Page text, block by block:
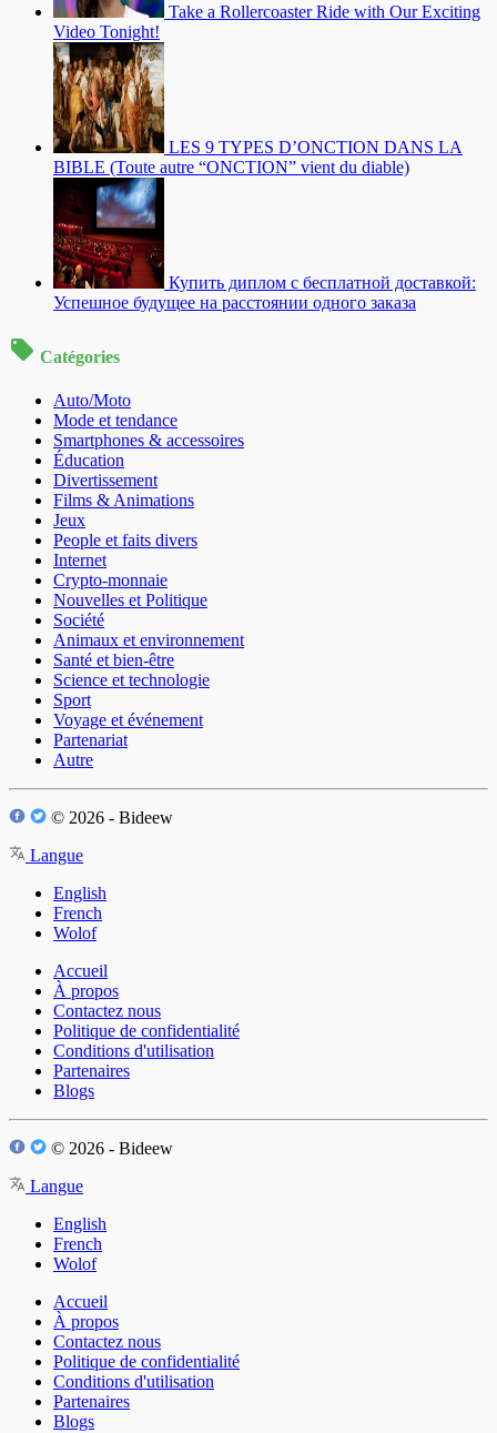
Take a Rollercoaster Ride with Our Exciting
Video Tonight!
LES 9 TYPES D’ONCTION DANS LA
BIBLE (Toute autre “ONCTION” vient du diable)
Купить диплом с бесплатной доставкой:
Успешное будущее на расстоянии одного заказа
Catégories
Auto/Moto
Mode et tendance
Smartphones & accessoires
Éducation
Divertissement
Films & Animations
Jeux
People et faits divers
Internet
Crypto-monnaie
Nouvelles et Politique
Société
Animaux et environnement
Santé et bien-être
Science et technologie
Sport
Voyage et événement
Partenariat
Autre
© 2026 - Bideew
Langue
English
French
Wolof
Accueil
À propos
Contactez nous
Politique de confidentialité
Conditions d'utilisation
Partenaires
Blogs
© 2026 - Bideew
Langue
English
French
Wolof
Accueil
À propos
Contactez nous
Politique de confidentialité
Conditions d'utilisation
Partenaires
Blogs